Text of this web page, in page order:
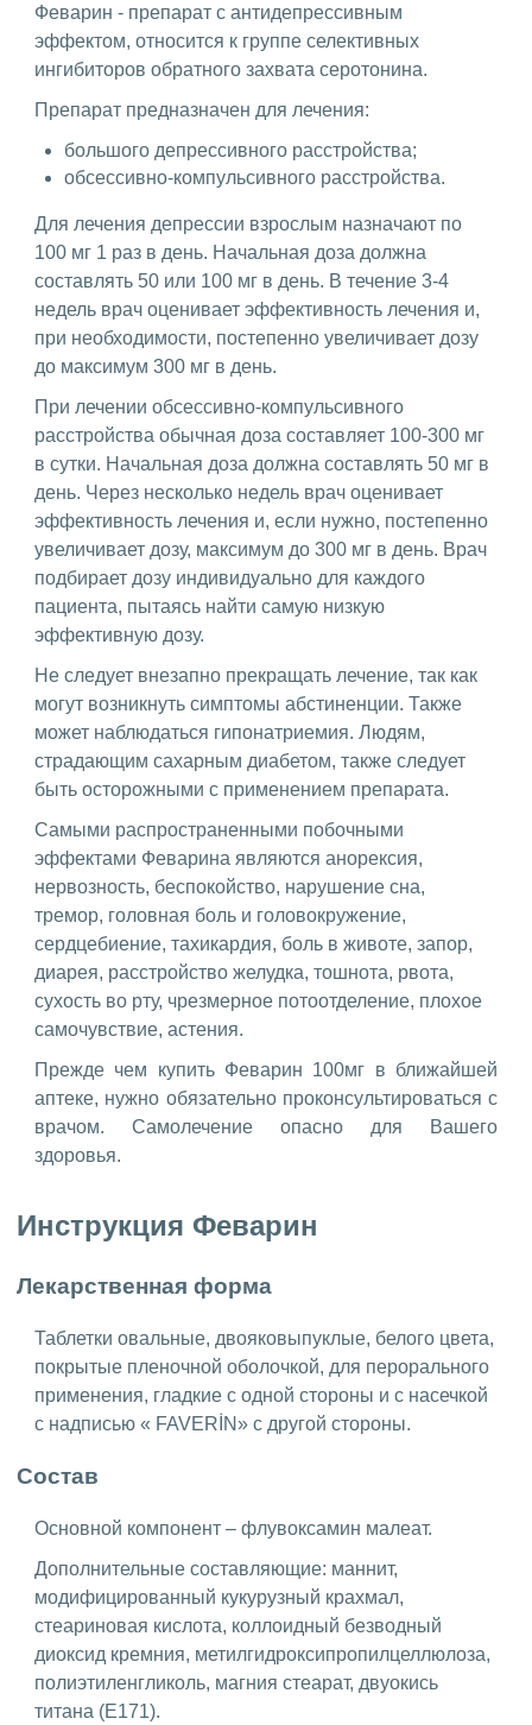
Феварин - препарат с антидепрессивным
эффектом, относится к группе селективных
ингибиторов обратного захвата серотонина.
Препарат предназначен для лечения:
большого депрессивного расстройства;
обсессивно-компульсивного расстройства.
Для лечения депрессии взрослым назначают по
100 мг 1 раз в день. Начальная доза должна
составлять 50 или 100 мг в день. В течение 3-4
недель врач оценивает эффективность лечения и,
при необходимости, постепенно увеличивает дозу
до максимум 300 мг в день.
При лечении обсессивно-компульсивного
расстройства обычная доза составляет 100-300 мг
в сутки. Начальная доза должна составлять 50 мг в
день. Через несколько недель врач оценивает
эффективность лечения и, если нужно, постепенно
увеличивает дозу, максимум до 300 мг в день. Врач
подбирает дозу индивидуально для каждого
пациента, пытаясь найти самую низкую
эффективную дозу.
Не следует внезапно прекращать лечение, так как
могут возникнуть симптомы абстиненции. Также
может наблюдаться гипонатриемия. Людям,
страдающим сахарным диабетом, также следует
быть осторожными с применением препарата.
Самыми распространенными побочными
эффектами Феварина являются анорексия,
нервозность, беспокойство, нарушение сна,
тремор, головная боль и головокружение,
сердцебиение, тахикардия, боль в животе, запор,
диарея, расстройство желудка, тошнота, рвота,
сухость во рту, чрезмерное потоотделение, плохое
самочувствие, астения.
Прежде чем купить Феварин 100мг в ближайшей
аптеке, нужно обязательно проконсультироваться с
врачом. Самолечение опасно для Вашего
здоровья.
Инструкция Феварин
Лекарственная форма
Таблетки овальные, двояковыпуклые, белого цвета,
покрытые пленочной оболочкой, для перорального
применения, гладкие с одной стороны и с насечкой
с надписью « FAVERİN» с другой стороны.
Состав
Основной компонент – флувоксамин малеат.
Дополнительные составляющие: маннит,
модифицированный кукурузный крахмал,
стеариновая кислота, коллоидный безводный
диоксид кремния, метилгидроксипропилцеллюлоза,
полиэтиленгликоль, магния стеарат, двуокись
титана (Е171).